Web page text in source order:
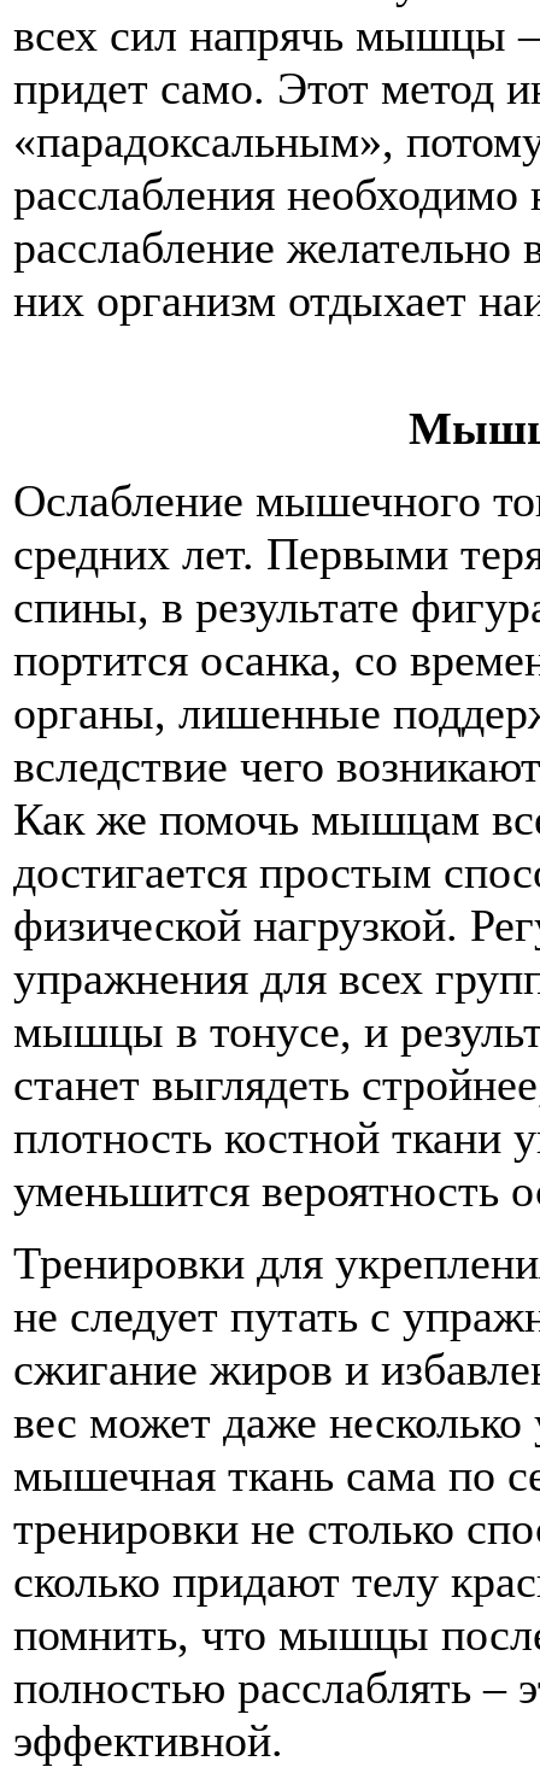
всех сил напрячь мышцы –
придет само. Этот метод
«парадоксальным»,
расслабления
расслабление
них организм отдыхает
Ослабление мышечного
средних лет. Первыми
спины, в результате
портится осанка, со
органы, лишенные
вследствие чего
Как же помочь мышцам
достигается простым
физической нагрузкой.
упражнения для всех
мышцы в тонусе, и
станет выглядеть
плотность костной ткани
уменьшится вероятность
Тренировки для
не следует путать с
сжигание жиров и
вес может даже
мышечная ткань сама по
тренировки не столько
сколько придают телу
помнить, что мышцы
полностью расслаблять –
эффективной.